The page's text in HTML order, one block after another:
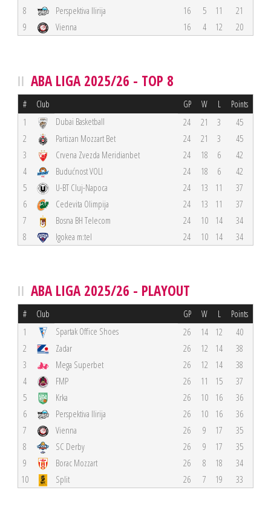
8
Perspektiva Ilirija 16 5 11
21
9
Vienna 16 4 12 20
ABA LIGA 2025/26 - TOP 8
# Club GP W L Points
1 Dubai Basketball 24 21 3
45
2
Partizan Mozzart Bet 24 21 3
45
3
Crvena Zvezda Meridianbet 24 18 6
42
4
Budućnost VOLI 24 18 6
42
5
U-BT Cluj-Napoca 24 13 11
37
6
Cedevita Olimpija 24 13 11
37
7
Bosna BH Telecom 24 10 14
34
8
Igokea m:tel 24 10 14 34
ABA LIGA 2025/26 - PLAYOUT
# Club GP W L Points
1 Spartak Office Shoes 26 14 12
40
2
Zadar 26 12 14
38
3
Mega Superbet 26 12 14
38
4
FMP 26 11 15
37
5
Krka 26 10 16
36
6
Perspektiva Ilirija 26 10 16
36
7
Vienna 26 9 17
35
8
SC Derby 26 9 17
35
9
Borac Mozzart 26 8 18
34
10
Split 26 7 19 33